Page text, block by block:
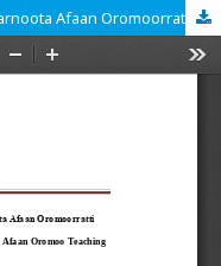
Hubibsoo Milkaa’inaafi Mashaqqaa Barnoota Afaan Oromoorratti (1991- 2016)